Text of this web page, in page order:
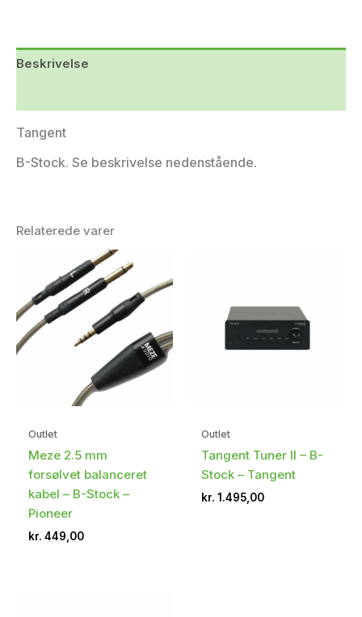
Beskrivelse
Tangent
B-Stock. Se beskrivelse nedenstående.
Relaterede varer
Outlet
Meze 2.5 mm
forsølvet balanceret
kabel – B-Stock –
Pioneer
kr. 449,00
Outlet
Tangent Tuner II – B-
Stock – Tangent
kr. 1.495,00